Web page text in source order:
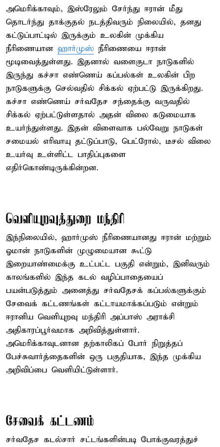
அமெரிக்காவும், இஸ்ரேலும் சேர்ந்து ஈரான் மீது
தொடர்ந்து தாக்குதல் நடத்திவரும் நிலையில், தனது
கட்டுப்பாட்டில் இருக்கும் உலகின் முக்கிய
நீரிணையான ஹார்முஸ் நீரிணையை ஈரான்
மூடிவைத்துள்ளது. இதனால் வளைகுடா நாடுகளில்
இருந்து கச்சா எண்ணெய் கப்பல்கள் உலகின் பிற
நாடுகளுக்கு செல்வதில் சிக்கல் ஏற்பட்டு இருக்கிறது.
கச்சா எண்ணெய் சர்வதேச சந்தைக்கு வருவதில்
சிக்கல் ஏற்பட்டுள்ளதால் அதன் விலை கடுமையாக
உயர்ந்துள்ளது. இதன் விளைவாக பல்வேறு நாடுகள்
சமையல் எரிவாயு தட்டுப்பாடு, பெட்ரோல், டீசல் விலை
உயர்வு உள்ளிட்ட பாதிப்புகளை
எதிர்கொண்டிருக்கின்றன.
வெளியுறவுத்துறை மந்திரி
இந்நிலையில், ஹார்முஸ் நீரிணையானது ஈரான் மற்றும்
ஓமான் நாடுகளின் முழுமையான கூட்டு
இறையாண்மைக்கு உட்பட்ட பகுதி என்றும், இனிவரும்
காலங்களில் இந்த கடல் வழிப்பாதையைப்
பயன்படுத்தும் அனைத்து சர்வதேசக் கப்பல்களுக்கும்
சேவைக் கட்டணங்கள் கட்டாயமாக்கப்படும் என்றும்
ஈரானிய வெளியுறவு மந்திரி அப்பாஸ் அராக்சி
அதிகாரப்பூர்வமாக அறிவித்துள்ளார்.
அமெரிக்காவுடனான தற்காலிகப் போர் நிறுத்தப்
பேச்சுவார்த்தைகளின் ஒரு பகுதியாக, இந்த முக்கிய
அறிவிப்பை வெளியிட்டுள்ளார்.
சேவைக் கட்டணம்
சர்வதேச கடல்சார் சட்டங்களின்படி போக்குவரத்துச்